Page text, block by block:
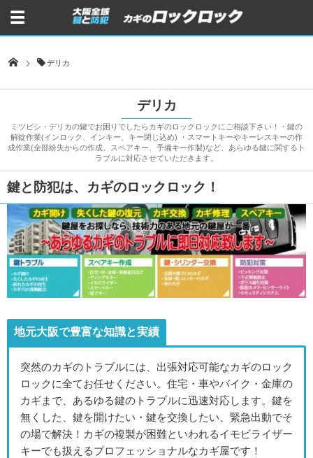
デリカ
デリカ
ミツビシ・デリカの鍵でお困りでしたらカギのロックロックにご相談下さい！・鍵の
解錠作業(インロック、インキー、キー閉じ込め) ・スマートキーやキーレスキーの作
成作業(全部紛失からの作成、スペアキー、予備キー作製)など、あらゆる鍵に関するト
ラブルに対応させていただきます。
鍵と防犯は、カギのロックロック！
地元大阪で豊富な知識と実績
突然のカギのトラブルには、出張対応可能なカギのロック
ロックに全てお任せください。住宅・車やバイク・金庫の
カギまで、あるゆる鍵のトラブルに迅速対応します。鍵を
無くした、鍵を開けたい・鍵を交換したい、緊急出動でそ
の場で解決！カギの複製が困難といわれるイモビライザー
キーでも扱えるプロフェッショナルなカギ屋です！